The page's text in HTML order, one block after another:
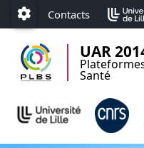
Accéder au menu principal
Accéder au contenu
Paramétrage
Contacts
UAR
Santé